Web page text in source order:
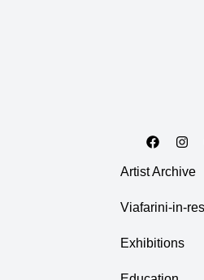
Artist Archive
Viafarini-in-
Exhibitions